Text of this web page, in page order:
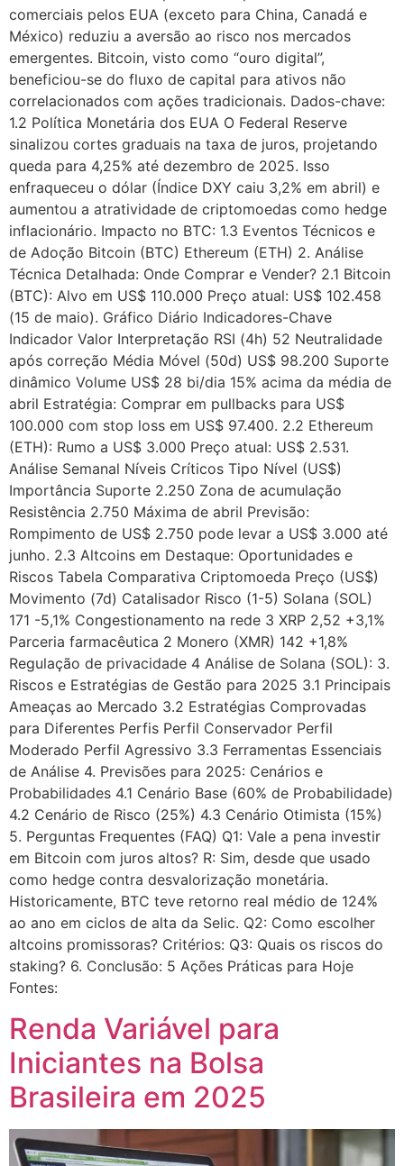
comerciais pelos EUA (exceto para China, Canadá e
México) reduziu a aversão ao risco nos mercados
emergentes. Bitcoin, visto como “ouro digital”,
beneficiou-se do fluxo de capital para ativos não
correlacionados com ações tradicionais. Dados-chave:
1.2 Política Monetária dos EUA O Federal Reserve
sinalizou cortes graduais na taxa de juros, projetando
queda para 4,25% até dezembro de 2025. Isso
enfraqueceu o dólar (Índice DXY caiu 3,2% em abril) e
aumentou a atratividade de criptomoedas como hedge
inflacionário. Impacto no BTC: 1.3 Eventos Técnicos e
de Adoção Bitcoin (BTC) Ethereum (ETH) 2. Análise
Técnica Detalhada: Onde Comprar e Vender? 2.1 Bitcoin
(BTC): Alvo em US$ 110.000 Preço atual: US$ 102.458
(15 de maio). Gráfico Diário Indicadores-Chave
Indicador Valor Interpretação RSI (4h) 52 Neutralidade
após correção Média Móvel (50d) US$ 98.200 Suporte
dinâmico Volume US$ 28 bi/dia 15% acima da média de
abril Estratégia: Comprar em pullbacks para US$
100.000 com stop loss em US$ 97.400. 2.2 Ethereum
(ETH): Rumo a US$ 3.000 Preço atual: US$ 2.531.
Análise Semanal Níveis Críticos Tipo Nível (US$)
Importância Suporte 2.250 Zona de acumulação
Resistência 2.750 Máxima de abril Previsão:
Rompimento de US$ 2.750 pode levar a US$ 3.000 até
junho. 2.3 Altcoins em Destaque: Oportunidades e
Riscos Tabela Comparativa Criptomoeda Preço (US$)
Movimento (7d) Catalisador Risco (1-5) Solana (SOL)
171 -5,1% Congestionamento na rede 3 XRP 2,52 +3,1%
Parceria farmacêutica 2 Monero (XMR) 142 +1,8%
Regulação de privacidade 4 Análise de Solana (SOL): 3.
Riscos e Estratégias de Gestão para 2025 3.1 Principais
Ameaças ao Mercado 3.2 Estratégias Comprovadas
para Diferentes Perfis Perfil Conservador Perfil
Moderado Perfil Agressivo 3.3 Ferramentas Essenciais
de Análise 4. Previsões para 2025: Cenários e
Probabilidades 4.1 Cenário Base (60% de Probabilidade)
4.2 Cenário de Risco (25%) 4.3 Cenário Otimista (15%)
5. Perguntas Frequentes (FAQ) Q1: Vale a pena investir
em Bitcoin com juros altos? R: Sim, desde que usado
como hedge contra desvalorização monetária.
Historicamente, BTC teve retorno real médio de 124%
ao ano em ciclos de alta da Selic. Q2: Como escolher
altcoins promissoras? Critérios: Q3: Quais os riscos do
staking? 6. Conclusão: 5 Ações Práticas para Hoje
Fontes:
Renda Variável para
Iniciantes na Bolsa
Brasileira em 2025